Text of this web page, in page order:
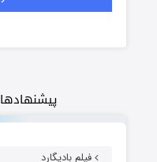
پیشنهادها
فیلم بادیگارد